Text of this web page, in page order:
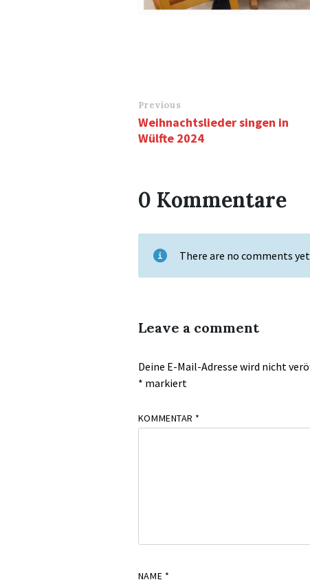
Previous
Weihnachtslieder singen in
Wülfte 2024
0 Kommentare
There are no comments yet
Leave a comment
Deine E-Mail-Adresse wird nicht
* markiert
KOMMENTAR *
NAME *